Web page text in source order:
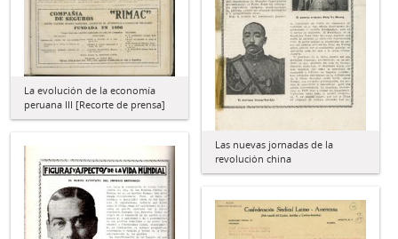
La evolución de la economía
peruana III [Recorte de prensa]
Las nuevas jornadas de la
revolución china